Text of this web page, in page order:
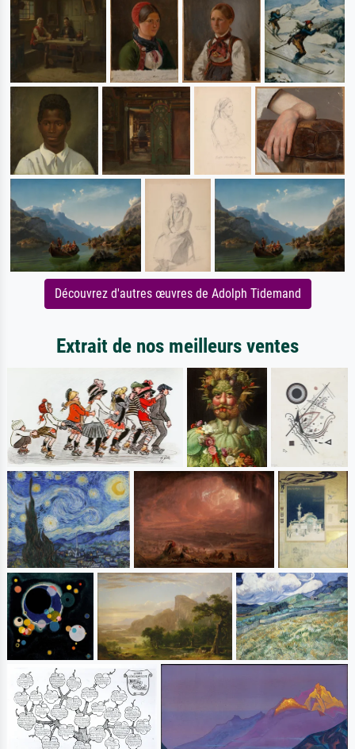
Découvrez d'autres œuvres de Adolph Tidemand
Extrait de nos meilleurs ventes